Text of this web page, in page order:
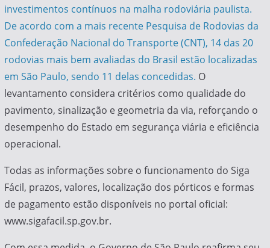
investimentos contínuos na malha rodoviária paulista.
De acordo com a mais recente Pesquisa de Rodovias da
Confederação Nacional do Transporte (CNT), 14 das 20
rodovias mais bem avaliadas do Brasil estão localizadas
em São Paulo, sendo 11 delas concedidas. O
levantamento considera critérios como qualidade do
pavimento, sinalização e geometria da via, reforçando o
desempenho do Estado em segurança viária e eficiência
operacional.
Todas as informações sobre o funcionamento do Siga
Fácil, prazos, valores, localização dos pórticos e formas
de pagamento estão disponíveis no portal oficial:
www.sigafacil.sp.gov.br.